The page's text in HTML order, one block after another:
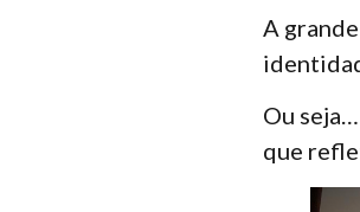
A
Ou
que